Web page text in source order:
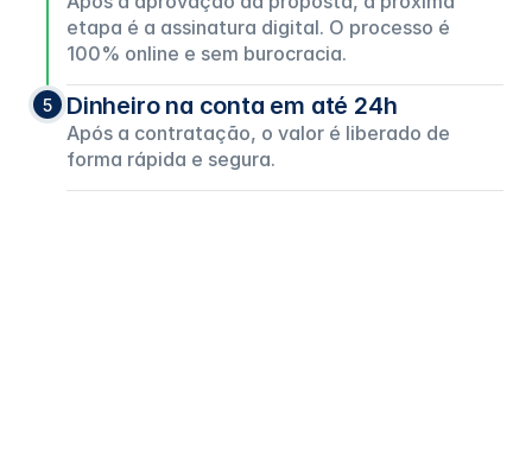
etapa é a assinatura digital. O processo é
100% online e sem burocracia.
5 Dinheiro na conta em até 24h
Após a contratação, o valor é liberado de
forma rápida e segura.